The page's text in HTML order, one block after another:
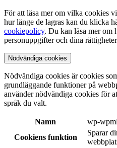
För att läsa mer om vilka cookies
hur länge de lagras kan du klicka
cookiepolicy. Du kan läsa mer om
personuppgifter och dina
Nödvändiga cookies
Nödvändiga cookies är cookies
grundläggande funktioner på
använder nödvändiga cookies för
språk du valt.
Namn
wp-
Cookiens funktion
Sparar